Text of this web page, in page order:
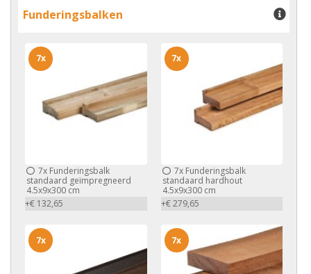
Funderingsbalken
7x Funderingsbalk
standaard geïmpregneerd
4.5x9x300 cm
+€ 132,65
7x
7xFunderingsbalk
standaard hardhout
4.5x9x300 cm
+€ 279,65
7x
7x 7x